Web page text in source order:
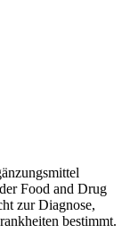
Food and Drug
zur Diagnose,
bestimmt.